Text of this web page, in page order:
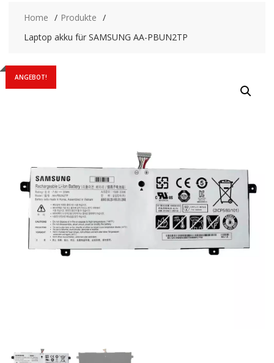
Home
Produkte
Laptop akku für SAMSUNG AA-PBUN2TP
ANGEBOT!